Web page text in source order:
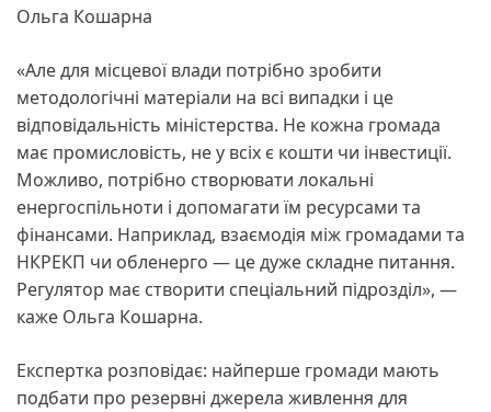
Ольга Кошарна
«Але для місцевої влади потрібно зробити
методологічні матеріали на всі випадки і це
відповідальність міністерства. Не кожна громада
має промисловість, не у всіх є кошти чи інвестиції.
Можливо, потрібно створювати локальні
енергоспільноти і допомагати їм ресурсами та
фінансами. Наприклад, взаємодія між громадами та
НКРЕКП чи обленерго — це дуже складне питання.
Регулятор має створити спеціальний підрозділ», —
каже Ольга Кошарна.
Експертка розповідає: найперше громади мають
подбати про резервні джерела живлення для